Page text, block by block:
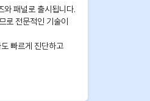
와 패널로 출시됩니다.
로 전문적인 기술이
빠르게 진단하고